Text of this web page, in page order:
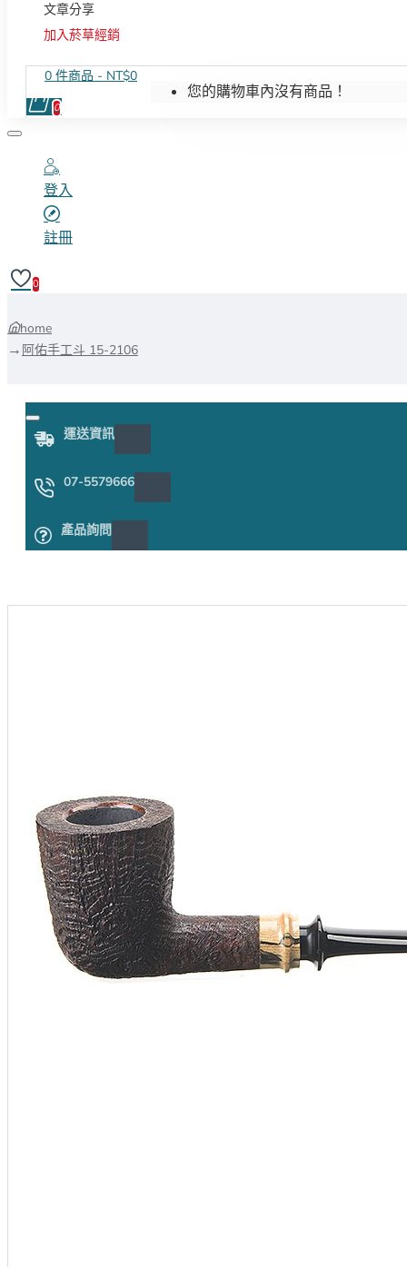
文章分享
加入菸草經銷
0 件商品 - NT$0
0
您的購物車內沒有商品！
登入
註冊
0
home
阿佑手工斗 15-2106
運送資訊
07-5579666
產品詢問